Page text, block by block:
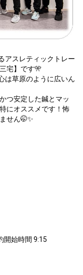
アスレティックトレー
宅】です🎌
は草原のように広いん
つ安定した鍼とマッ
にオススメです！怖
せん🤭✨
始時間 9:15